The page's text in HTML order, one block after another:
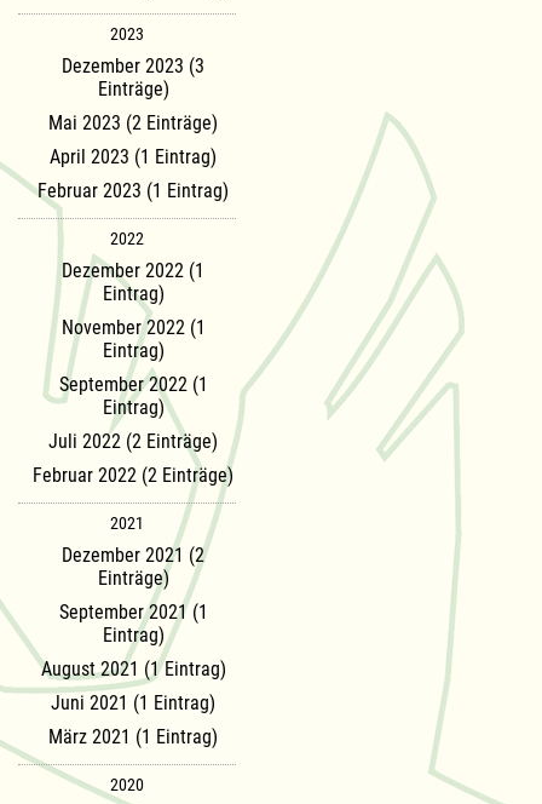
2023
Dezember 2023 (3
Einträge)
Mai 2023 (2 Einträge)
April 2023 (1 Eintrag)
Februar 2023 (1 Eintrag)
2022
Dezember 2022 (1
Eintrag)
November 2022 (1
Eintrag)
September 2022 (1
Eintrag)
Juli 2022 (2 Einträge)
Februar 2022 (2 Einträge)
2021
Dezember 2021 (2
Einträge)
September 2021 (1
Eintrag)
August 2021 (1 Eintrag)
Juni 2021 (1 Eintrag)
März 2021 (1 Eintrag)
2020